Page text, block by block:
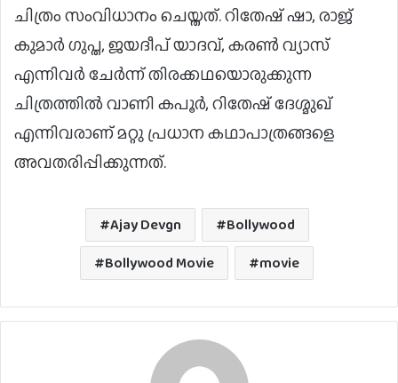
ചിത്രം സംവിധാനം ചെയ്തത്. റിതേഷ് ഷാ, രാജ്
കുമാർ ഗുപ്ത, ജയദീപ് യാദവ്, കരൺ വ്യാസ്
എന്നിവർ ചേർന്ന് തിരക്കഥയൊരുക്കുന്ന
ചിത്രത്തിൽ വാണി കപൂർ, റിതേഷ് ദേശ്മുഖ്
എന്നിവരാണ് മറ്റു പ്രധാന കഥാപാത്രങ്ങളെ
അവതരിപ്പിക്കുന്നത്.
Ajay Devgn
Bollywood
Bollywood Movie
movie